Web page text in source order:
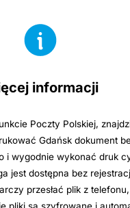
informacji
Poczty Polskiej,
Gdańsk dokument
i wygodnie wykonać druk
jest dostępna bez
przesłać plik z